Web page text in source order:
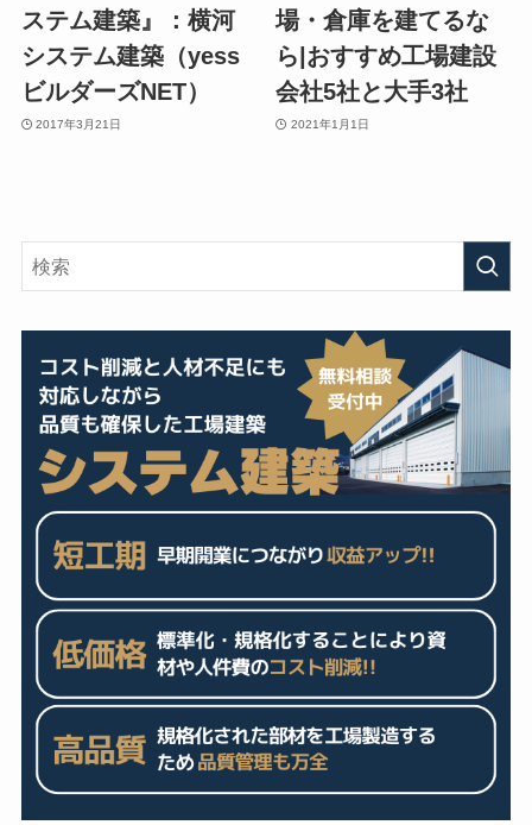
ステム建築』：横河
システム建築（yess
ビルダーズNET）
2017年3月21日
場・倉庫を建てるな
ら|おすすめ工場建設
会社5社と大手3社
2021年1月1日